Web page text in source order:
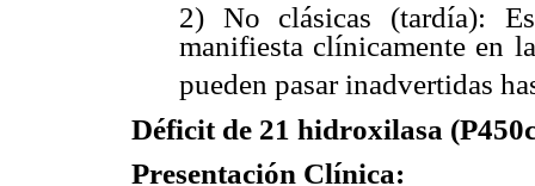
2) No clásicas (tardía):
manifiesta clínicamente en
pueden pasar inadvertidas
Déficit de 21 hidroxilasa
Presentación Clínica: